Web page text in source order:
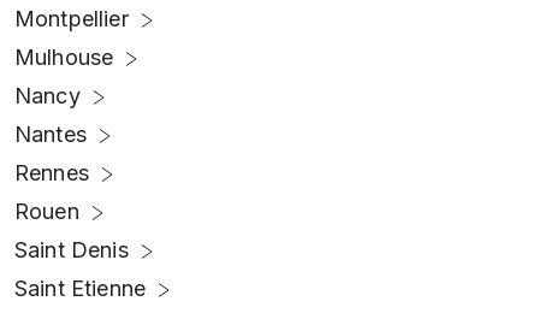
Montpellier
Mulhouse
Nancy
Nantes
Rennes
Rouen
Saint Denis
Saint Etienne